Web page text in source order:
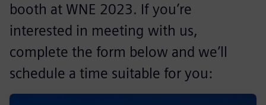
booth at WNE 2023. If you’re
interested in meeting with us,
complete the form below and we’ll
schedule a time suitable for you: